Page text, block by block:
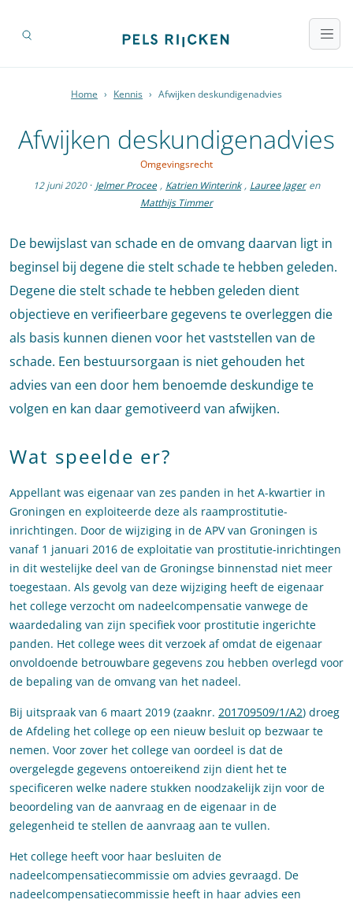
Home › Kennis › Afwijken deskundigenadvies
Afwijken deskundigenadvies
Omgevingsrecht
12 juni 2020 · Jelmer Procee , Katrien Winterink , Lauree Jager en
Matthijs Timmer
De bewijslast van schade en de omvang daarvan ligt in
beginsel bij degene die stelt schade te hebben geleden.
Degene die stelt schade te hebben geleden dient
objectieve en verifieerbare gegevens te overleggen die
als basis kunnen dienen voor het vaststellen van de
schade. Een bestuursorgaan is niet gehouden het
advies van een door hem benoemde deskundige te
volgen en kan daar gemotiveerd van afwijken.
Wat speelde er?
Appellant was eigenaar van zes panden in het A-kwartier in
Groningen en exploiteerde deze als raamprostitutie-
inrichtingen. Door de wijziging in de APV van Groningen is
vanaf 1 januari 2016 de exploitatie van prostitutie-inrichtingen
in dit westelijke deel van de Groningse binnenstad niet meer
toegestaan. Als gevolg van deze wijziging heeft de eigenaar
het college verzocht om nadeelcompensatie vanwege de
waardedaling van zijn specifiek voor prostitutie ingerichte
panden. Het college wees dit verzoek af omdat de eigenaar
onvoldoende betrouwbare gegevens zou hebben overlegd voor
de bepaling van de omvang van het nadeel.
Bij uitspraak van 6 maart 2019 (zaaknr. 201709509/1/A2) droeg
de Afdeling het college op een nieuw besluit op bezwaar te
nemen. Voor zover het college van oordeel is dat de
overgelegde gegevens ontoereikend zijn dient het te
specificeren welke nadere stukken noodzakelijk zijn voor de
beoordeling van de aanvraag en de eigenaar in de
gelegenheid te stellen de aanvraag aan te vullen.
Het college heeft voor haar besluiten de
nadeelcompensatiecommissie om advies gevraagd. De
nadeelcompensatiecommissie heeft in haar advies een